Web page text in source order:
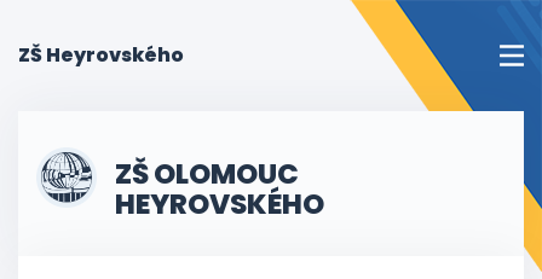
ZŠ Heyrovského
ZŠ OLOMOUC
HEYROVSKÉHO